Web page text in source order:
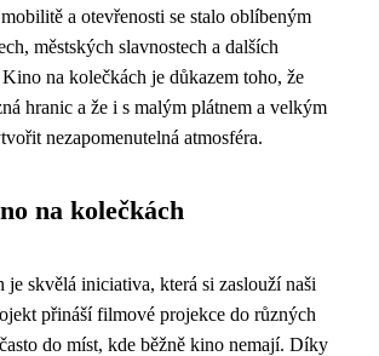
a otevřenosti se stalo oblíbeným
městských slavnostech a dalších
na kolečkách je důkazem toho, že
hranic a že i s malým plátnem a velkým
nezapomenutelná atmosféra.
na kolečkách
skvělá iniciativa, která si zaslouží naši
přináší filmové projekce do různých
do míst, kde běžně kino nemají. Díky